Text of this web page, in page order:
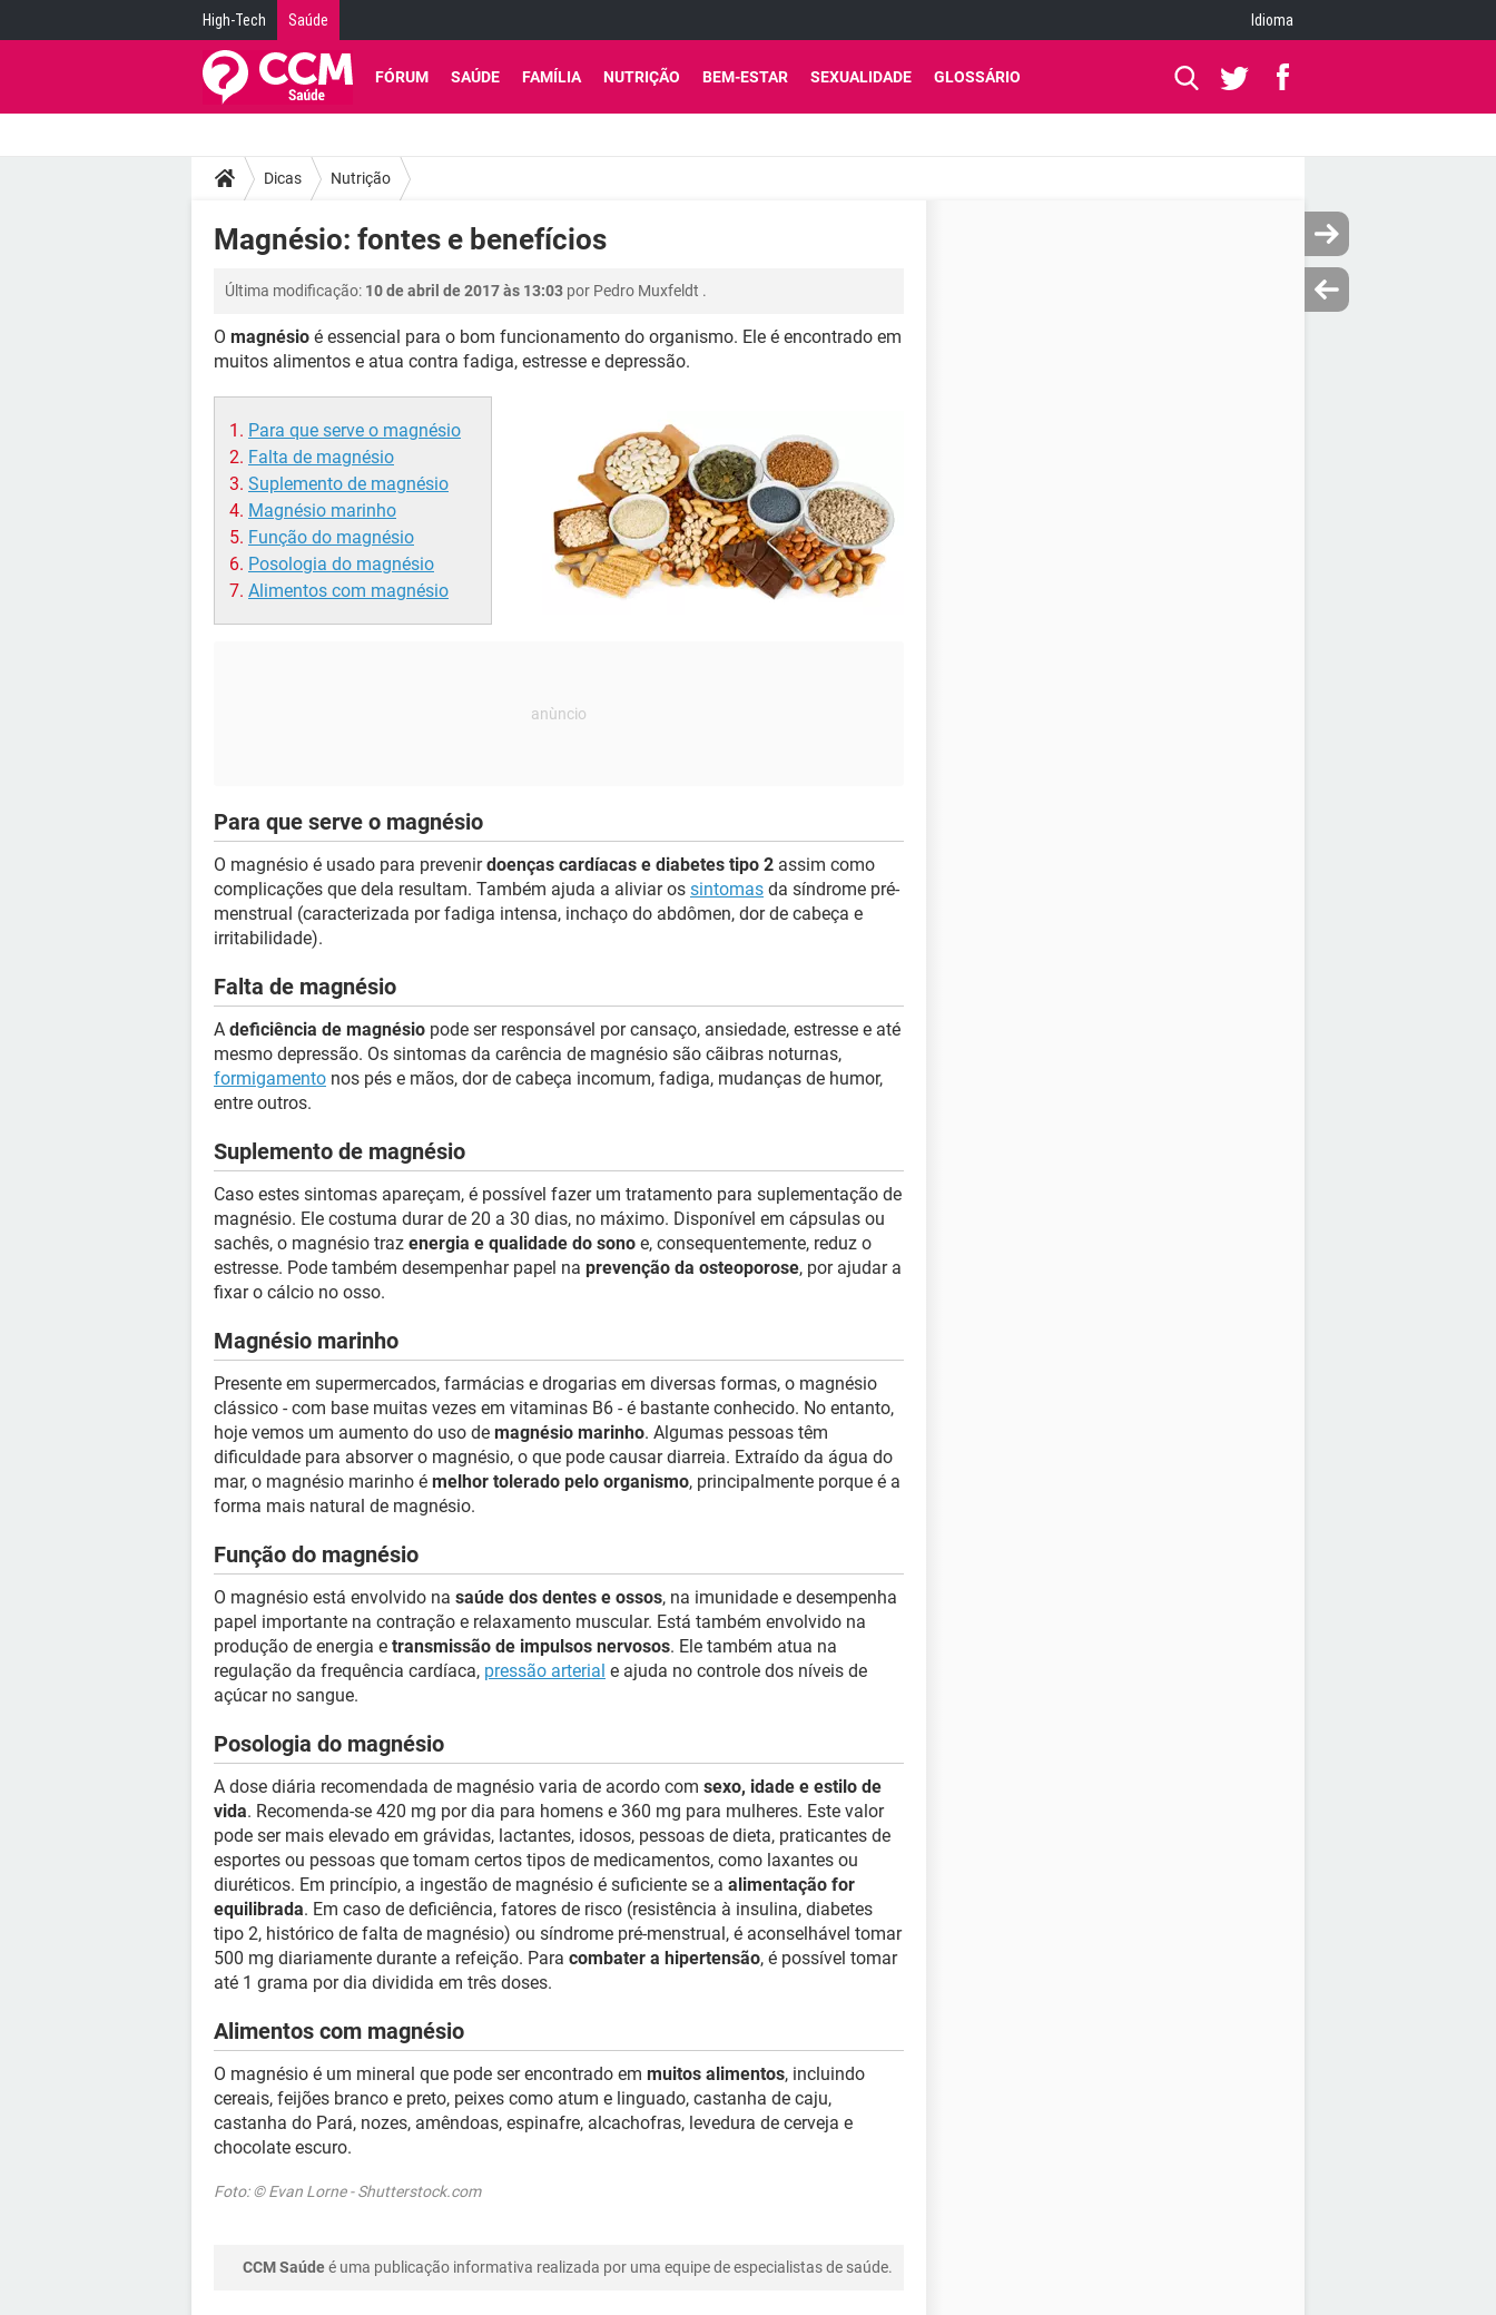
High-Tech Saúde Idioma
FÓRUM SAÚDE FAMÍLIA NUTRIÇÃO BEM-ESTAR SEXUALIDADE GLOSSÁRIO
Dicas Nutrição
Magnésio: fontes e benefícios
Última modificação: 10 de abril de 2017 às 13:03 por Pedro Muxfeldt .
O magnésio é essencial para o bom funcionamento do organismo. Ele é encontrado em
muitos alimentos e atua contra fadiga, estresse e depressão.
Para que serve o magnésio
Falta de magnésio
Suplemento de magnésio
Magnésio marinho
Função do magnésio
Posologia do magnésio
Alimentos com magnésio
Para que serve o magnésio
O magnésio é usado para prevenirdoenças cardíacas e diabetes tipo 2 assim como
complicações que dela resultam. Também ajuda a aliviar os sintomas da síndrome pré-
menstrual (caracterizada por fadiga intensa, inchaço do abdômen, dor de cabeça e
irritabilidade).
Falta de magnésio
A deficiência de magnésio pode ser responsável por cansaço, ansiedade, estresse e até
mesmo depressão. Os sintomas da carência de magnésio são cãibras noturnas,
formigamento nos pés e mãos, dor de cabeça incomum, fadiga, mudanças de humor,
entre outros.
Suplemento de magnésio
Caso estes sintomas apareçam, é possível fazer um tratamento para suplementação de
magnésio. Ele costuma durar de 20 a 30 dias, no máximo. Disponível em cápsulas ou
sachês, o magnésio traz energia e qualidade do sono e, consequentemente, reduz o
estresse. Pode também desempenhar papel na prevenção da osteoporose, por ajudar a
fixar o cálcio no osso.
Magnésio marinho
Presente em supermercados, farmácias e drogarias em diversas formas, o magnésio
clássico - com base muitas vezes em vitaminas B6 - é bastante conhecido. No entanto,
hoje vemos um aumento do uso de magnésio marinho. Algumas pessoas têm
dificuldade para absorver o magnésio, o que pode causar diarreia. Extraído da água do
mar, o magnésio marinho é melhor tolerado pelo organismo, principalmente porque é a
forma mais natural de magnésio.
Função do magnésio
O magnésio está envolvido na saúde dos dentes e ossos, na imunidade e desempenha
papel importante na contração e relaxamento muscular. Está também envolvido na
produção de energia e transmissão de impulsos nervosos. Ele também atua na
regulação da frequência cardíaca, pressão arterial e ajuda no controle dos níveis de
açúcar no sangue.
Posologia do magnésio
A dose diária recomendada de magnésio varia de acordo com sexo, idade e estilo de
vida. Recomenda-se 420 mg por dia para homens e 360 mg para mulheres. Este valor
pode ser mais elevado em grávidas, lactantes, idosos, pessoas de dieta, praticantes de
esportes ou pessoas que tomam certos tipos de medicamentos, como laxantes ou
diuréticos. Em princípio, a ingestão de magnésio é suficiente se a alimentação for
equilibrada. Em caso de deficiência, fatores de risco (resistência à insulina, diabetes
tipo 2, histórico de falta de magnésio) ou síndrome pré-menstrual, é aconselhável tomar
500 mg diariamente durante a refeição. Para combater a hipertensão, é possível tomar
até 1 grama por dia dividida em três doses.
Alimentos com magnésio
O magnésio é um mineral que pode ser encontrado em muitos alimentos, incluindo
cereais, feijões branco e preto, peixes como atum e linguado, castanha de caju,
castanha do Pará, nozes, amêndoas, espinafre, alcachofras, levedura de cerveja e
chocolate escuro.
Foto: © Evan Lorne - Shutterstock.com
CCM Saúdeé uma publicação informativa realizada por uma equipe de especialistas de saúde.